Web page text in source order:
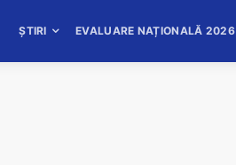
ȘTIRI EVALUARE NAȚIONALĂ 2026